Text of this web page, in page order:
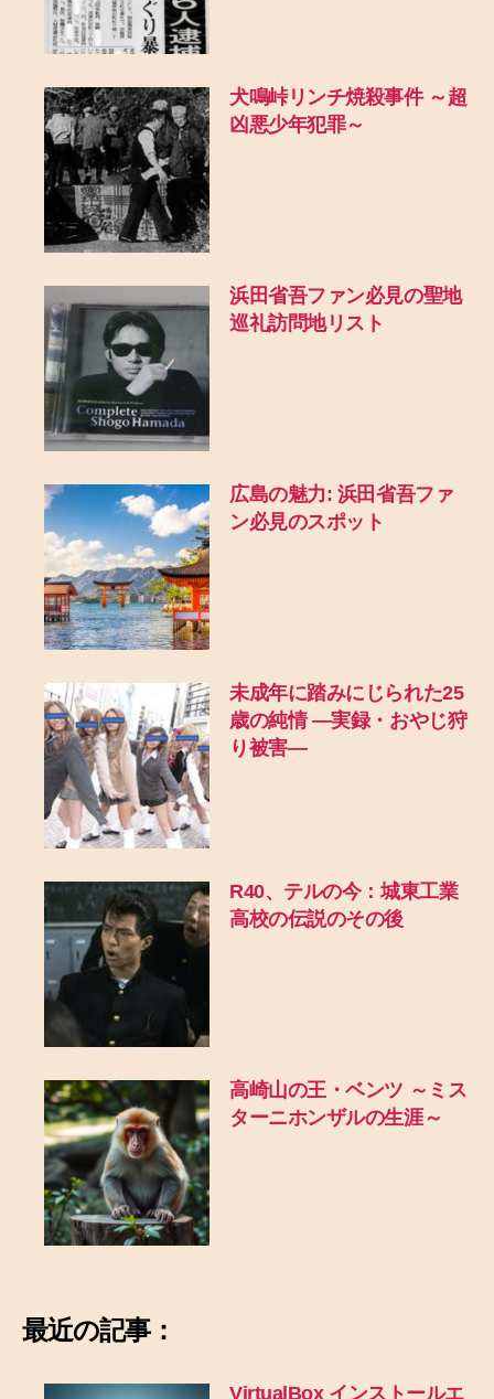
犬鳴峠リンチ焼殺事件 ～超
凶悪少年犯罪～
浜田省吾ファン必見の聖地
巡礼訪問地リスト
広島の魅力: 浜田省吾ファ
ン必見のスポット
未成年に踏みにじられた25
歳の純情 ―実録・おやじ狩
り被害―
R40、テルの今：城東工業
高校の伝説のその後
高崎山の王・ベンツ ～ミス
ターニホンザルの生涯～
最近の記事：
VirtualBox インストールエ